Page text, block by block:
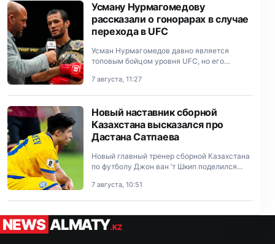
Усману Нурмагомедову
рассказали о гонорарах в случае
перехода в UFC
Усман Нурмагомедов давно является
топовым бойцом уровня UFC, но его
можно сравнить с получаемыми в PFL,
7 августа, 11:27
Новый наставник сборной
Казахстана высказался про
Дастана Сатпаева
Новый главный тренер сборной Казахстана
по футболу Джон ван ’т Шкип поделился
Дастане Сатпаеве.
7 августа, 10:51
NEWS ALMATY.KZ